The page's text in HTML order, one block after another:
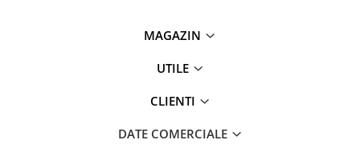
MAGAZIN
UTILE
CLIENTI
DATE COMERCIALE